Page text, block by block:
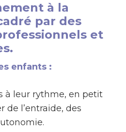
à la
par des
et
enfants :
à leur rythme, en petit
de l’entraide, des